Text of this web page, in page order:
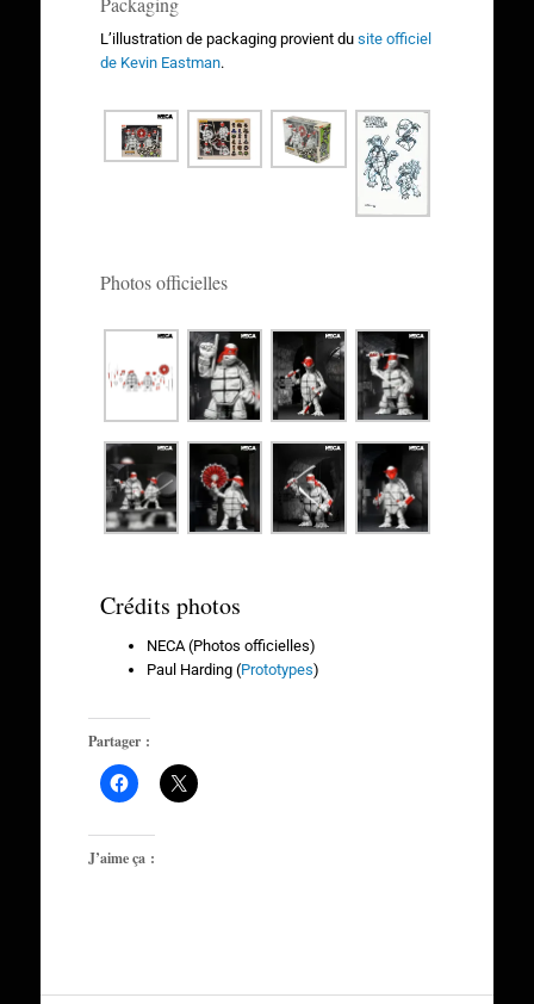
L’illustration de packaging provient du site officiel
de Kevin Eastman.
Photos officielles
Crédits photos
NECA (Photos officielles)
Paul Harding (Prototypes)
Partager :
J’aime ça :